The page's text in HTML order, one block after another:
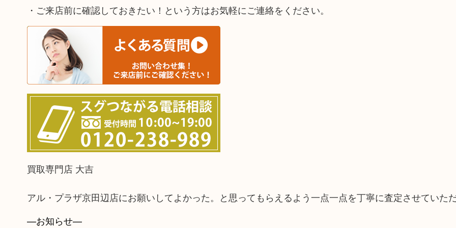
・ご来店前に確認しておきたい！という方はお気軽にご連絡をください。
買取専門店 大吉
アル・プラザ京田辺店にお願いしてよかった。と思ってもらえるよう一点一点を丁寧に査定させていただ
—お知らせ—